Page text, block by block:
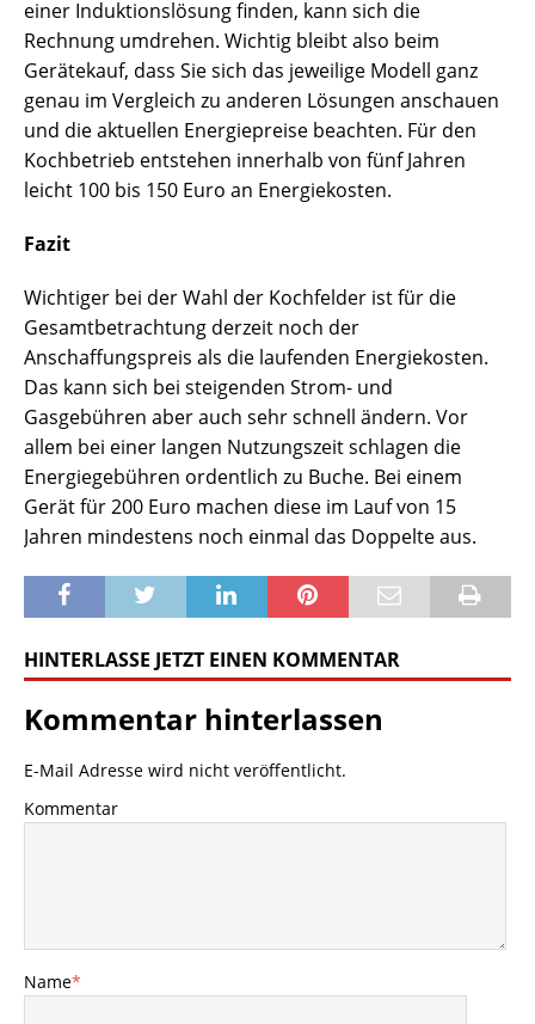
einer Induktionslösung finden, kann sich die
Rechnung umdrehen. Wichtig bleibt also beim
Gerätekauf, dass Sie sich das jeweilige Modell ganz
genau im Vergleich zu anderen Lösungen anschauen
und die aktuellen Energiepreise beachten. Für den
Kochbetrieb entstehen innerhalb von fünf Jahren
leicht 100 bis 150 Euro an Energiekosten.
Fazit
Wichtiger bei der Wahl der Kochfelder ist für die
Gesamtbetrachtung derzeit noch der
Anschaffungspreis als die laufenden Energiekosten.
Das kann sich bei steigenden Strom- und
Gasgebühren aber auch sehr schnell ändern. Vor
allem bei einer langen Nutzungszeit schlagen die
Energiegebühren ordentlich zu Buche. Bei einem
Gerät für 200 Euro machen diese im Lauf von 15
Jahren mindestens noch einmal das Doppelte aus.
HINTERLASSE JETZT EINEN KOMMENTAR
Kommentar hinterlassen
E-Mail Adresse wird nicht veröffentlicht.
Kommentar
Name*